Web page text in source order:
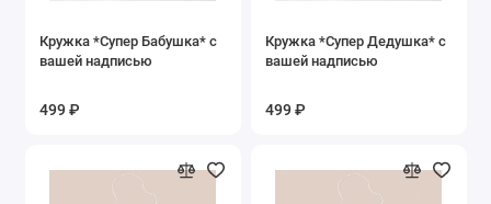
Кружка *Супер Бабушка* с
вашей надписью
499 ₽
Кружка *Супер Дедушка* с
вашей надписью
499 ₽